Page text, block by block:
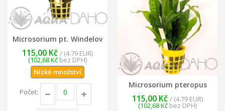
Microsorium pt. Windelov
115,00 Kč / (4.79 EUR)
(102,68 Kč bez DPH)
Nízké množství
Počet:
Microsorium pteropus
115,00 Kč / (4.79 EUR)
(102,68 Kč bez DPH)